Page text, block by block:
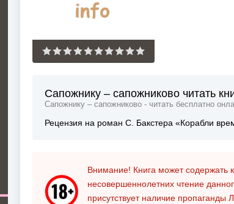
Сапожнику – сапожниково читать
Сапожнику – сапожниково - читать бесплатно
Рецензия на роман С. Бакстера «Корабли
Внимание! Книга может содержать
несовершеннолетних чтение
присутствует наличие пропаганды